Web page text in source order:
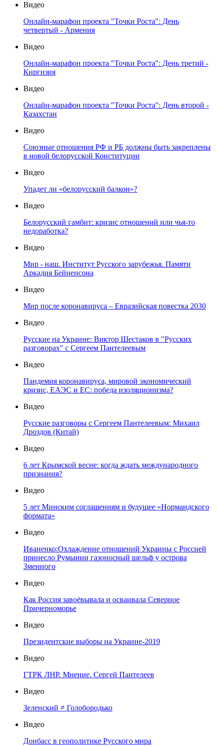
Видео
Онлайн-марафон проекта "Точки Роста": День
четвертый - Армения
Видео
Онлайн-марафон проекта "Точки Роста": День третий -
Киргизия
Видео
Онлайн-марафон проекта "Точки Роста": День второй -
Казахстан
Видео
Союзные отношения РФ и РБ должны быть закреплены
в новой белорусской Конституции
Видео
Упадет ли «белорусский балкон»?
Видео
Белорусский гамбит: кризис отношений или чья-то
недоработка?
Видео
Мир - наш. Институт Русского зарубежья. Памяти
Аркадия Бейненсона
Видео
Мир после коронавируса – Евразийская повестка 2030
Видео
Русские на Украине: Виктор Шестаков в "Русских
разговорах" с Сергеем Пантелеевым
Видео
Пандемия коронавируса, мировой экономический
кризис, ЕАЭС и ЕС: победа изоляционизма?
Видео
Русские разговоры с Сергеем Пантелеевым: Михаил
Дроздов (Китай)
Видео
6 лет Крымской весне: когда ждать международного
признания?
Видео
5 лет Минским соглашениям и будущее «Нормандского
формата»
Видео
Иваненко:Охлаждение отношений Украины с Россией
принесло Румынии газоносный шельф у острова
Змеиного
Видео
Как Россия завоёвывала и осваивала Северное
Причерноморье
Видео
Президентские выборы на Украине-2019
Видео
ГТРК ЛНР. Мнение. Сергей Пантелеев
Видео
Зеленский ≠ Голобородько
Видео
Донбасс в геополитике Русского мира